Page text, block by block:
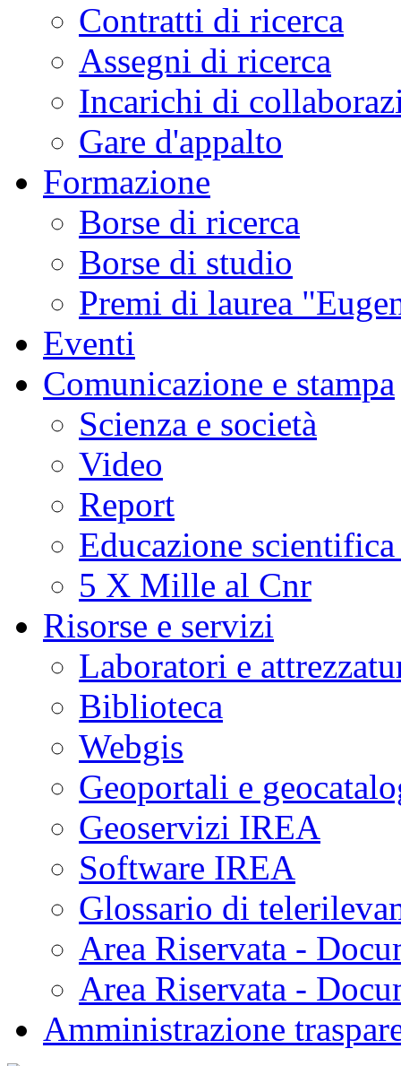
Contratti di ricerca
Assegni di ricerca
Incarichi di
Gare d'appalto
Formazione
Borse di ricerca
Borse di studio
Premi di laurea
Eventi
Comunicazione e stampa
Scienza e società
Video
Report
Educazione
5 X Mille al Cnr
Risorse e servizi
Laboratori e
Biblioteca
Webgis
Geoportali e
Geoservizi IREA
Software IREA
Glossario di
Area Riservata -
Area Riservata -
Amministrazione